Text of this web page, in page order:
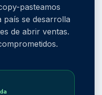
pasteamos
país se desarrolla
de abrir ventas.